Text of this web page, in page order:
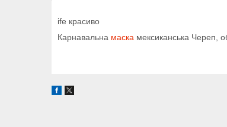
ife красиво
Карнавальна маска мексиканська Череп,